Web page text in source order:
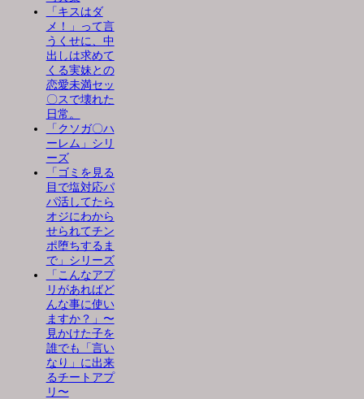
「キスはダ
メ！」って言
うくせに、中
出しは求めて
くる実妹との
恋愛未満セッ
〇スで壊れた
日常。
「クソガ〇ハ
ーレム」シリ
ーズ
「ゴミを見る
目で塩対応パ
パ活してたら
オジにわから
せられてチン
ポ堕ちするま
で」シリーズ
「こんなアプ
リがあればど
んな事に使い
ますか？」〜
見かけた子を
誰でも「言い
なり」に出来
るチートアプ
リ〜